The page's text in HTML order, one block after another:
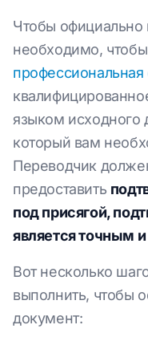
Чтобы официально
необходимо,
языком исходного
который вам
Переводчик
предоставить
под присягой,
является точным
Вот несколько
выполнить, чтобы
документ: